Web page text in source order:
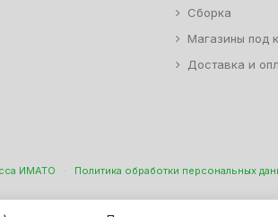
Сборка
Магазины под
Доставка и
ИМАТО · Политика обработки персональных